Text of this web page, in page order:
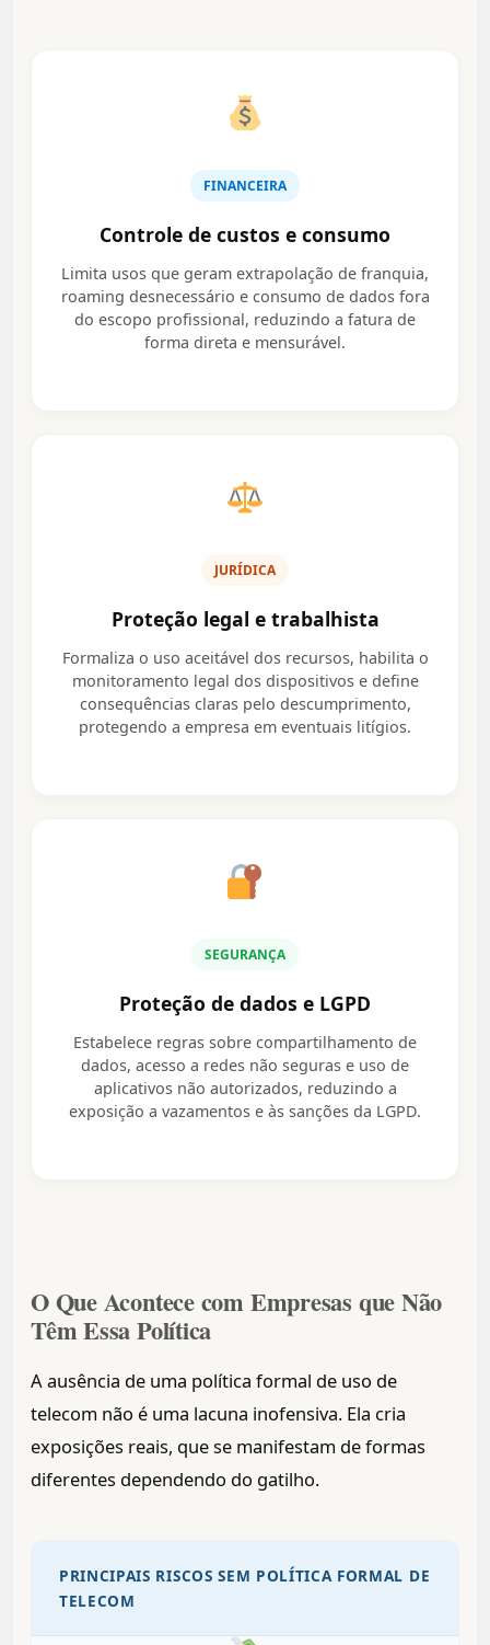
FINANCEIRA
Controle de custos e consumo
Limita usos que geram extrapolação de franquia,
roaming desnecessário e consumo de dados fora
do escopo profissional, reduzindo a fatura de
forma direta e mensurável.
JURÍDICA
Proteção legal e trabalhista
Formaliza o uso aceitável dos recursos, habilita o
monitoramento legal dos dispositivos e define
consequências claras pelo descumprimento,
protegendo a empresa em eventuais litígios.
SEGURANÇA
Proteção de dados e LGPD
Estabelece regras sobre compartilhamento de
dados, acesso a redes não seguras e uso de
aplicativos não autorizados, reduzindo a
exposição a vazamentos e às sanções da LGPD.
O Que Acontece com Empresas que Não
Têm Essa Política
A ausência de uma política formal de uso de
telecom não é uma lacuna inofensiva. Ela cria
exposições reais, que se manifestam de formas
diferentes dependendo do gatilho.
PRINCIPAIS RISCOS SEM POLÍTICA FORMAL DE
TELECOM